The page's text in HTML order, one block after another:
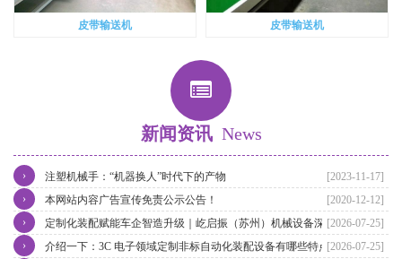
皮带输送机 皮带输送机
新闻资讯 News
[2023-11-17]
注塑机械手：“机器换人”时代下的产物
›
[2020-12-12]
本网站内容广告宣传免责公示公告！
›
[2026-07-25]
定制化装配赋能车企智造升级｜屹启振（苏州）机械设备深耕汽车非
标自动化装配产线整体方案
›
[2026-07-25]
介绍一下：3C 电子领域定制非标自动化装配设备有哪些特点
›